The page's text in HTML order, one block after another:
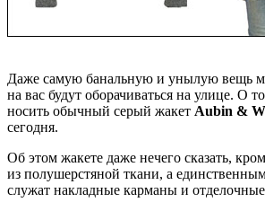
Даже самую банальную и унылую вещь
на вас будут оборачиваться на улице. О
носить обычный серый жакет Aubin &
сегодня.
Об этом жакете даже нечего сказать,
из полушерстяной ткани, а
служат накладные карманы и